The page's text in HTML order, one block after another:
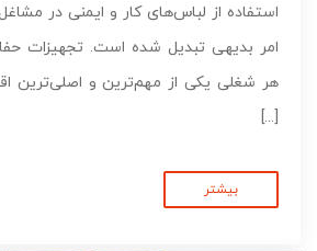
استفاده از لباس‌های کار و ایمنی در
امر بدیهی تبدیل شده است. تجهیزات
هر شغلی یکی از مهم‌ترین و اصلی‌ترین
[...]
بیشتر